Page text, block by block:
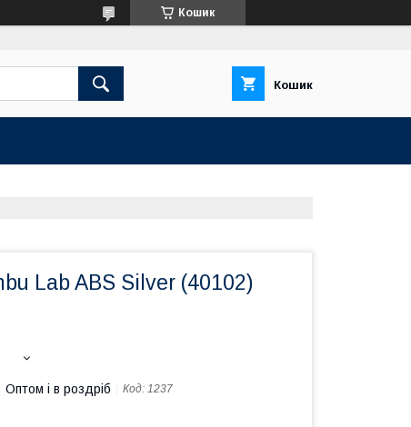
Кошик
Кошик
Lab ABS Silver (40102)
Оптом і в роздріб Код: 1237